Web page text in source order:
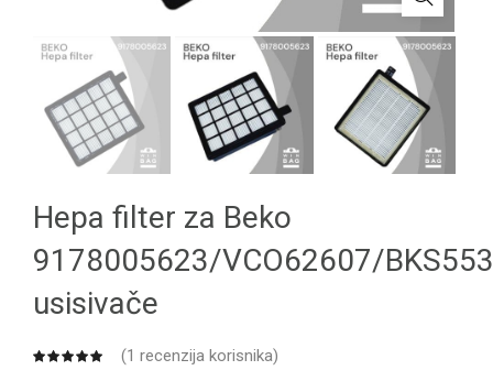
Hepa filter za Beko
9178005623/VCO62607/
usisivače
(1 recenzija korisnika)